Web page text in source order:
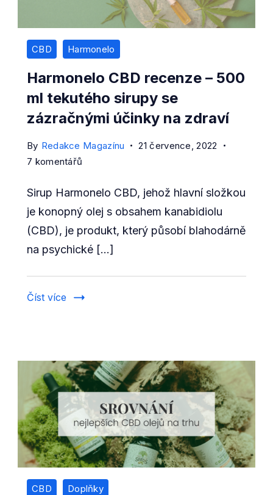
CBD Harmonelo
Harmonelo CBD recenze – 500
ml tekutého sirupy se
zázračnými účinky na zdraví
By Redakce Magazínu
21 července, 2022
7 komentářů
s
názvem
Harmonelo
recenze
ml
zázračnými
účinky
zdraví
Sirup Harmonelo CBD, jehož hlavní složkou
je konopný olej s obsahem kanabidiolu
(CBD), je produkt, který působí blahodárně
na psychické […]
Číst více
CBD Doplňky